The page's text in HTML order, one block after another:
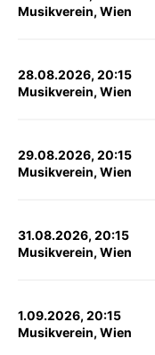
Musikverein, Wien
28.08.2026, 20:15
Musikverein, Wien
29.08.2026, 20:15
Musikverein, Wien
31.08.2026, 20:15
Musikverein, Wien
1.09.2026, 20:15
Musikverein, Wien